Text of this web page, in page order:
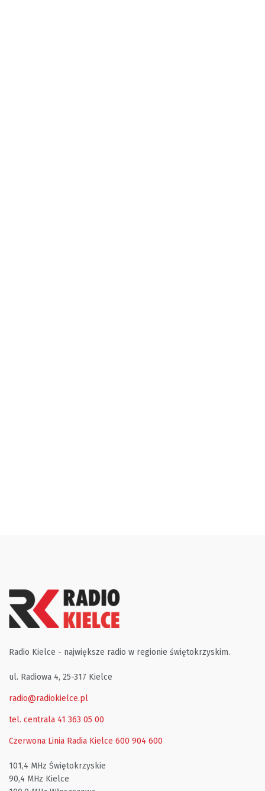
Radio Kielce - największe radio w regionie świętokrzyskim.
ul. Radiowa 4, 25-317 Kielce
radio@radiokielce.pl
tel. centrala 41 363 05 00
Czerwona Linia Radia Kielce 600 904 600
101,4 MHz Świętokrzyskie
90,4 MHz Kielce